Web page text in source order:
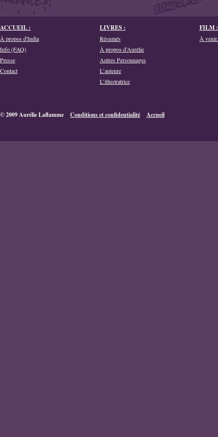
ACCUEIL :
À propos d'India
Info (FAQ)
Presse
Contact
LIVRES :
Résumés
À propos d’Aurélie
Autres Personnages
L’auteure
L’illustratrice
FILM :
À
© 2009 Aurélie Laflamme Conditions et confidentialité Accueil